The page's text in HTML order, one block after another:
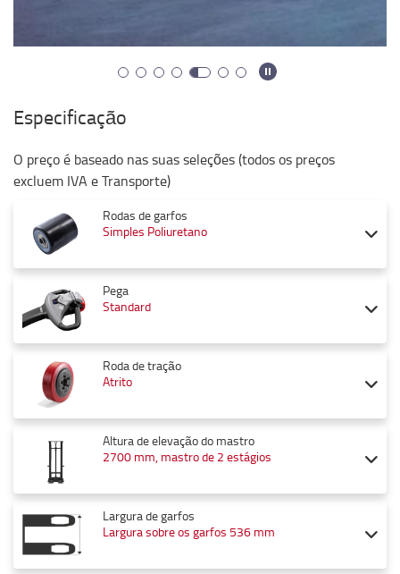
Especificação
O preço é baseado nas suas seleções (todos os preços
excluem IVA e Transporte)
Rodas de garfos
Simples Poliuretano
Pega
Standard
Roda de tração
Atrito
Altura de elevação do mastro
2700 mm, mastro de 2 estágios
Largura de garfos
Largura sobre os garfos 536 mm